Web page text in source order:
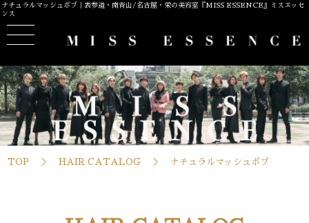
ナチュラルマッシュボブ｜表参道・南青山/名古屋・栄の美容室『MISS ESSENCE』ミスエッセ
ンス
TOP HAIR CATALOG ナチュラルマッシュボブ